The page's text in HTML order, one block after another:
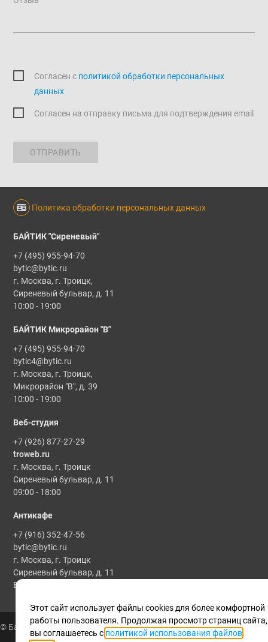
Согласен c политикой обработки персональных
данных
Согласен на отправку письма для подтверждения email
ОТПРАВИТЬ
Политика обработки персональных данных
БАЙТИК "Сиреневый"
+7 (495) 955-94-70
bytic@bytic.ru
г. Москва, г. Троицк,
Сиреневый бульвар, д. 11
10:00 - 19:00
БАЙТИК Микрорайон "В"
+7 (495) 955-94-70
bytic4@bytic.ru
г. Москва, г. Троицк,
Микрорайон "В", д. 39
10:00 - 19:00
Веб-студия
+7 (926) 877-27-29
troweb.ru
г. Москва, г. Троицк
Сиреневый бульвар, д. 11
09:00 - 18:00
Антикафе
+7 (916) 352-47-56
bytic@bytic.ru
г. Москва, г. Троицк
Сиреневый бульвар, д. 11
Все мероприятия проводятся по предварительной записи
© Байтик, 1986 - 2025
Этот сайт использует файлы cookies для более комфортной
работы пользователя. Продолжая просмотр страниц сайта,
вы соглашаетесь с политикой использования файлов